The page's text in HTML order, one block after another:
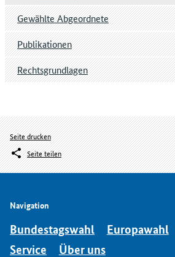
Gewählte Abgeordnete
Publikationen
Rechtsgrundlagen
Seite drucken
Seite teilen
Navigation
Bundestagswahl Europawahl
Service
Über uns